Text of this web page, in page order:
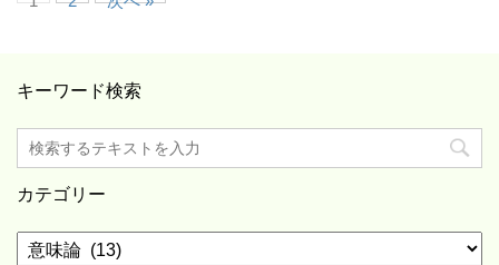
キーワード検索
カテゴリー
カ